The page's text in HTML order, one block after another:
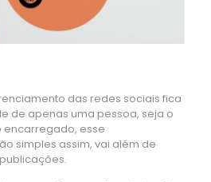
das redes sociais fica
de apenas uma pessoa, seja o
encarregado, esse
simples assim, vai além de